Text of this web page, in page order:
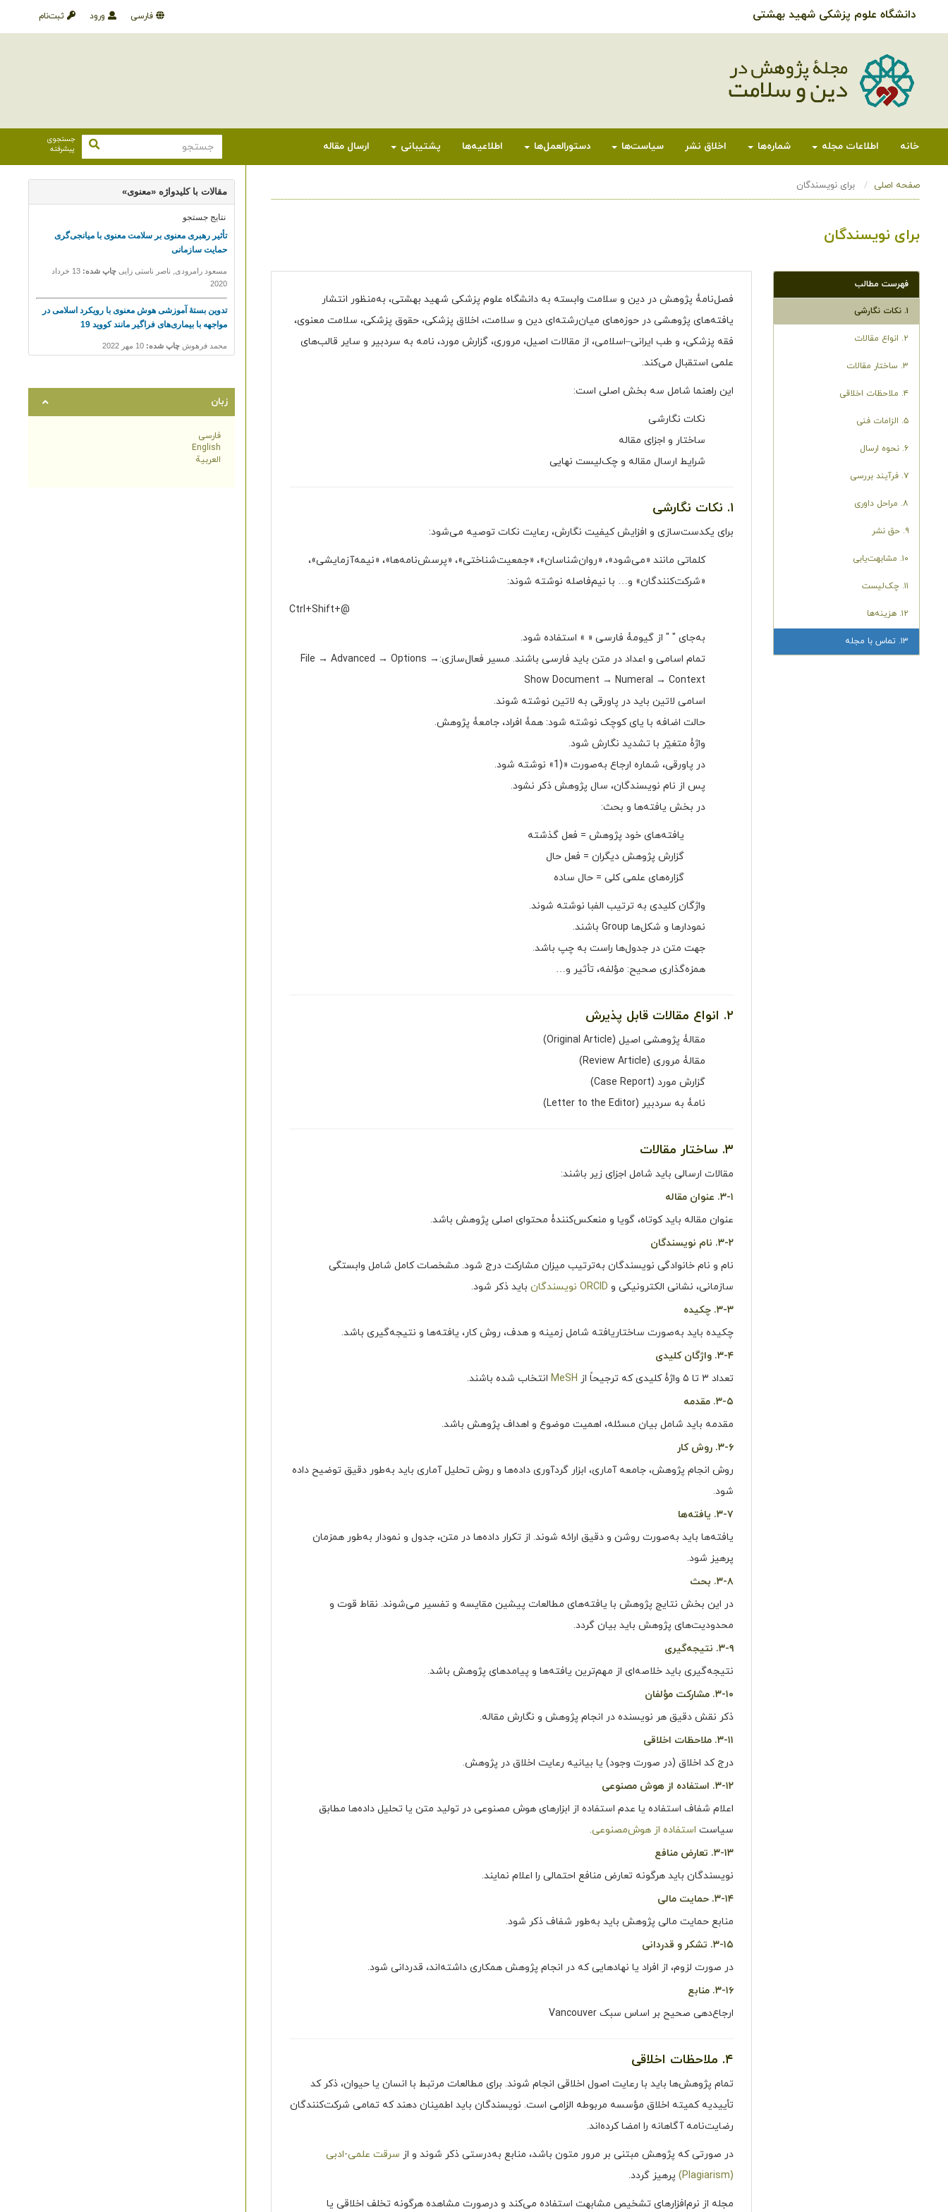
دانشگاه علوم پزشکی شهید بهشتی ثبت‌نام ورود فارسی
خانه اطلاعات مجله شماره‌ها اخلاق نشر سیاست‌ها دستورالعمل‌ها اطلاعیه‌ها پشتیبانی ارسال مقاله
جستجوی
پیشرفته
صفحه اصلی برای نویسندگان
برای نویسندگان
فهرست مطالب
۱. نکات نگارشی
۲. انواع مقالات
۳. ساختار مقالات
۴. ملاحظات اخلاقی
۵. الزامات فنی
۶. نحوه ارسال
۷. فرآیند بررسی
۸. مراحل داوری
۹. حق نشر
۱۰. مشابهت‌یابی
۱۱. چک‌لیست
۱۲. هزینه‌ها
۱۳. تماس با مجله
فصل‌نامۀ پژوهش در دین و سلامت وابسته به دانشگاه علوم پزشکی شهید بهشتی، به‌منظور انتشار
یافته‌های پژوهشی در حوزه‌های میان‌رشته‌ای دین و سلامت، اخلاق پزشکی، حقوق پزشکی، سلامت معنوی،
فقه پزشکی، و طب ایرانی–اسلامی، از مقالات اصیل، مروری، گزارش مورد، نامه به سردبیر و سایر قالب‌های
علمی استقبال می‌کند.
این راهنما شامل سه بخش اصلی است:
نکات نگارشی
ساختار و اجزای مقاله
شرایط ارسال مقاله و چک‌لیست نهایی
۱. نکات نگارشی
برای یکدست‌سازی و افزایش کیفیت نگارش، رعایت نکات توصیه می‌شود:
کلماتی مانند «می‌شود»، «روان‌شناسان»، «جمعیت‌شناختی»، «پرسش‌نامه‌ها»، «نیمه‌آزمایشی»،
«شرکت‌کنندگان» و… با نیم‌فاصله نوشته شوند:
Ctrl+Shift+@
به‌جای " " از گیومۀ فارسی « » استفاده شود.
تمام اسامی و اعداد در متن باید فارسی باشند. مسیر فعال‌سازی:File → Advanced → Options →
Show Document → Numeral → Context
اسامی لاتین باید در پاورقی به لاتین نوشته شوند.
حالت اضافه با یای کوچک نوشته شود: همۀ افراد، جامعۀ پژوهش.
واژۀ متغیّر با تشدید نگارش شود.
در پاورقی، شماره ارجاع به‌صورت «(1» نوشته شود.
پس از نام نویسندگان، سال پژوهش ذکر نشود.
در بخش یافته‌ها و بحث:
یافته‌های خود پژوهش = فعل گذشته
گزارش پژوهش دیگران = فعل حال
گزاره‌های علمی کلی = حال ساده
واژگان کلیدی به ترتیب الفبا نوشته شوند.
نمودارها و شکل‌ها Group باشند.
جهت متن در جدول‌ها راست به چپ باشد.
همزه‌گذاری صحیح: مؤلفه، تأثیر و…
۲. انواع مقالات قابل پذیرش
مقالۀ پژوهشی اصیل (Original Article)
مقالۀ مروری (Review Article)
گزارش مورد (Case Report)
نامۀ به سردبیر (Letter to the Editor)
۳. ساختار مقالات
مقالات ارسالی باید شامل اجزای زیر باشند:
۳-۱. عنوان مقاله
عنوان مقاله باید کوتاه، گویا و منعکس‌کنندۀ محتوای اصلی پژوهش باشد.
۳-۲. نام نویسندگان
نام و نام خانوادگی نویسندگان به‌ترتیب میزان مشارکت درج شود. مشخصات کامل شامل وابستگی
سازمانی، نشانی الکترونیکی و ORCID نویسندگان
باید ذکر شود.
۳-۳. چکیده
چکیده باید به‌صورت ساختاریافته شامل زمینه و هدف، روش کار، یافته‌ها و نتیجه‌گیری باشد.
۳-۴. واژگان کلیدی
تعداد ۳ تا ۵ واژۀ کلیدی که ترجیحاً از
MeSHانتخاب شده باشند.
۳-۵. مقدمه
مقدمه باید شامل بیان مسئله، اهمیت موضوع و اهداف پژوهش باشد.
۳-۶. روش کار
روش انجام پژوهش، جامعه آماری، ابزار گردآوری داده‌ها و روش تحلیل آماری باید به‌طور دقیق توضیح داده
شود.
۳-۷. یافته‌ها
یافته‌ها باید به‌صورت روشن و دقیق ارائه شوند. از تکرار داده‌ها در متن، جدول و نمودار به‌طور همزمان
پرهیز شود.
۳-۸. بحث
در این بخش نتایج پژوهش با یافته‌های مطالعات پیشین مقایسه و تفسیر می‌شوند. نقاط قوت و
محدودیت‌های پژوهش باید بیان گردد.
۳-۹. نتیجه‌گیری
نتیجه‌گیری باید خلاصه‌ای از مهم‌ترین یافته‌ها و پیامدهای پژوهش باشد.
۳-۱۰. مشارکت مؤلفان
ذکر نقش دقیق هر نویسنده در انجام پژوهش و نگارش مقاله.
۳-۱۱. ملاحظات اخلاقی
درج کد اخلاق (در صورت وجود) یا بیانیه رعایت اخلاق در پژوهش.
۳-۱۲. استفاده از هوش مصنوعی
اعلام شفاف استفاده یا عدم استفاده از ابزارهای هوش مصنوعی در تولید متن یا تحلیل داده‌ها مطابق
سیاست استفاده از هوش‌مصنوعی.
۳-۱۳. تعارض منافع
نویسندگان باید هرگونه تعارض منافع احتمالی را اعلام نمایند.
۳-۱۴. حمایت مالی
منابع حمایت مالی پژوهش باید به‌طور شفاف ذکر شود.
۳-۱۵. تشکر و قدردانی
در صورت لزوم، از افراد یا نهادهایی که در انجام پژوهش همکاری داشته‌اند، قدردانی شود.
۳-۱۶. منابع
ارجاع‌دهی صحیح بر اساس سبک Vancouver
۴. ملاحظات اخلاقی
تمام پژوهش‌ها باید با رعایت اصول اخلاقی انجام شوند. برای مطالعات مرتبط با انسان یا حیوان، ذکر کد
تأییدیه کمیته اخلاق مؤسسه مربوطه الزامی است. نویسندگان باید اطمینان دهند که تمامی شرکت‌کنندگان
رضایت‌نامه آگاهانه را امضا کرده‌اند.
در صورتی که پژوهش مبتنی بر مرور متون باشد، منابع به‌درستی ذکر شوند و از سرقت علمی-ادبی
(Plagiarism)
پرهیز گردد.
مجله از نرم‌افزارهای تشخیص مشابهت استفاده می‌کند و درصورت مشاهده هرگونه تخلف اخلاقی یا
زبان
فارسی
English
العربية